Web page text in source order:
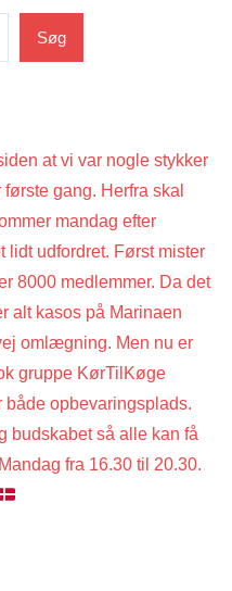
Søg
at vi var nogle stykker
gang. Herfra skal
mandag efter
lidt udfordret. Først mister
8000 medlemmer. Da det
alt kasos på Marinaen
omlægning. Men nu er
gruppe KørTilKøge
både opbevaringsplads.
budskabet så alle kan få
fra 16.30 til 20.30.